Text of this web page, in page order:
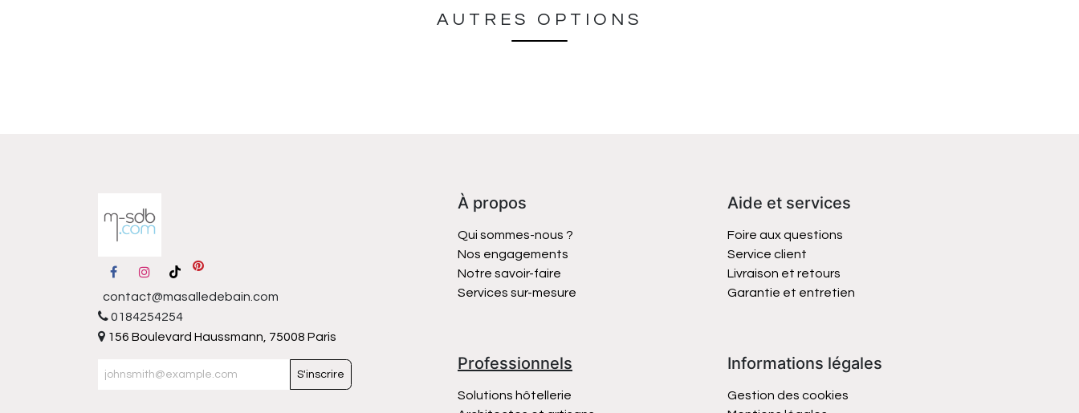
AUTRES OPTIONS
contact@masalledebain.com
0184254254
156 Boulevard Haussmann, 75008 Paris
S'inscrire
Professionnels
Solutions hôtellerie
À propos
Qui sommes-nous ?
Nos engagements
Notre savoir-faire
Services sur-mesure
Aide et services
Foire aux questions
Service client
Livraison et retours
Garantie et entretien
Informations légales
Gestion des cookies